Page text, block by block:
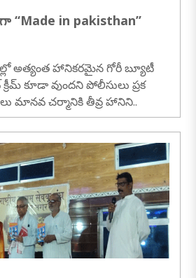
in pakisthan’’
అత్యంత హానికరమైన గోరీ బ్యూటీ
కూడా వుందని పోలీసులు ప్రక
మానవ చర్మానికి తీవ్ర హానిని..